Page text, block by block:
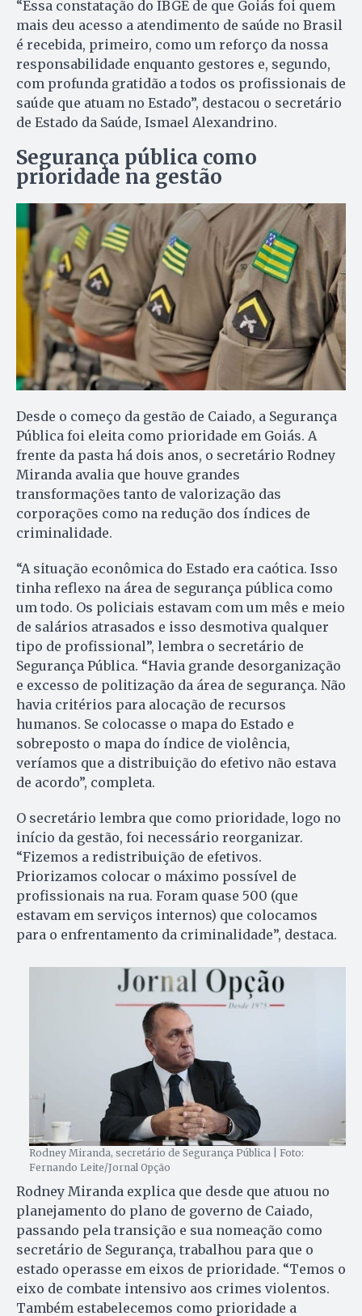
“Essa constatação do IBGE de que Goiás foi quem
mais deu acesso a atendimento de saúde no Brasil
é recebida, primeiro, como um reforço da nossa
responsabilidade enquanto gestores e, segundo,
com profunda gratidão a todos os profissionais de
saúde que atuam no Estado”, destacou o secretário
de Estado da Saúde, Ismael Alexandrino.
Segurança pública como
prioridade na gestão
Desde o começo da gestão de Caiado, a Segurança
Pública foi eleita como prioridade em Goiás. A
frente da pasta há dois anos, o secretário Rodney
Miranda avalia que houve grandes
transformações tanto de valorização das
corporações como na redução dos índices de
criminalidade.
“A situação econômica do Estado era caótica. Isso
tinha reflexo na área de segurança pública como
um todo. Os policiais estavam com um mês e meio
de salários atrasados e isso desmotiva qualquer
tipo de profissional”, lembra o secretário de
Segurança Pública. “Havia grande desorganização
e excesso de politização da área de segurança. Não
havia critérios para alocação de recursos
humanos. Se colocasse o mapa do Estado e
sobreposto o mapa do índice de violência,
veríamos que a distribuição do efetivo não estava
de acordo”, completa.
O secretário lembra que como prioridade, logo no
início da gestão, foi necessário reorganizar.
“Fizemos a redistribuição de efetivos.
Priorizamos colocar o máximo possível de
profissionais na rua. Foram quase 500 (que
estavam em serviços internos) que colocamos
para o enfrentamento da criminalidade”, destaca.
Rodney Miranda, secretário de Segurança Pública | Foto:
Fernando Leite/Jornal Opção
Rodney Miranda explica que desde que atuou no
planejamento do plano de governo de Caiado,
passando pela transição e sua nomeação como
secretário de Segurança, trabalhou para que o
estado operasse em eixos de prioridade. “Temos o
eixo de combate intensivo aos crimes violentos.
Também estabelecemos como prioridade a